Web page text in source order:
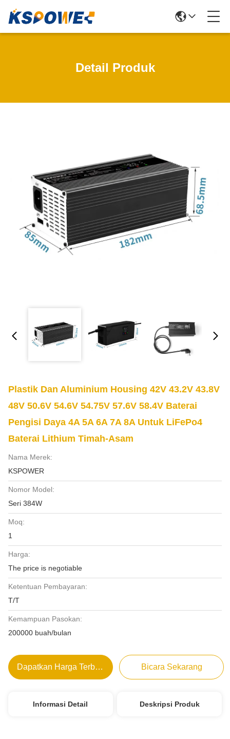
Detail Produk
Plastik Dan Aluminium Housing 42V 43.2V 43.8V
48V 50.6V 54.6V 54.75V 57.6V 58.4V Baterai
Pengisi Daya 4A 5A 6A 7A 8A Untuk LiFePo4
Baterai Lithium Timah-Asam
Nama Merek:
KSPOWER
Nomor Model:
Seri 384W
Moq:
1
Harga:
The price is negotiable
Ketentuan Pembayaran:
T/T
Kemampuan Pasokan:
200000 buah/bulan
Dapatkan Harga Terbaik Bicara Sekarang
Informasi Detail Deskripsi Produk